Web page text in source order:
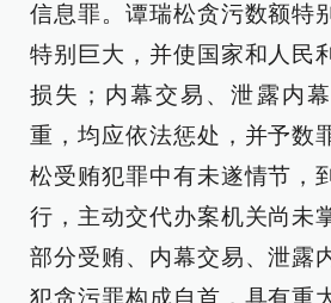
信息罪。谭瑞松贪污数额特
特别巨大，并使国家和人民
损失；内幕交易、泄露内
重，均应依法惩处，并予数
松受贿犯罪中有未遂情节，
行，主动交代办案机关尚未
部分受贿、内幕交易、泄露